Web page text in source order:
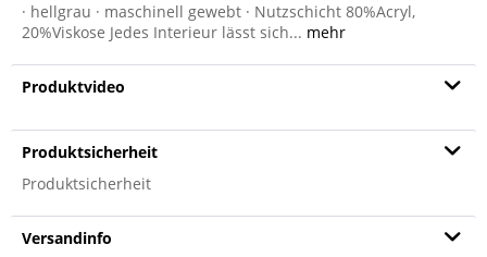
· hellgrau · maschinell gewebt · Nutzschicht 80%Acryl,
20%Viskose Jedes Interieur lässt sich... mehr
Produktvideo
Produktsicherheit
Produktsicherheit
Versandinfo